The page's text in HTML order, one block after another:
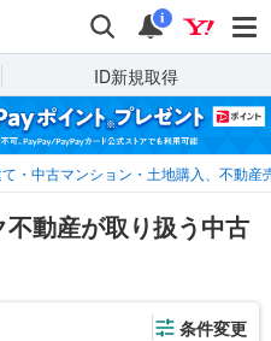
検索 通知
i
ID新規取得
・中古マンション・土地購入、不動産
動産が取り扱う中古
条件変更